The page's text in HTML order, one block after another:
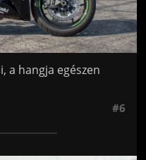
a hangja egészen
#6